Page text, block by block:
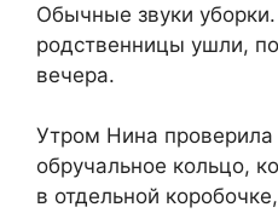
Обычные звуки
родственницы ушли,
вечера.
Утром Нина
обручальное кольцо,
в отдельной